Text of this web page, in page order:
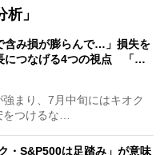
」
含み損が膨らんで…」損失を
につなげる4つの視点 「…
まり、7月中旬にはキオク
つけるな…
・S&P500は足踏み」が意味